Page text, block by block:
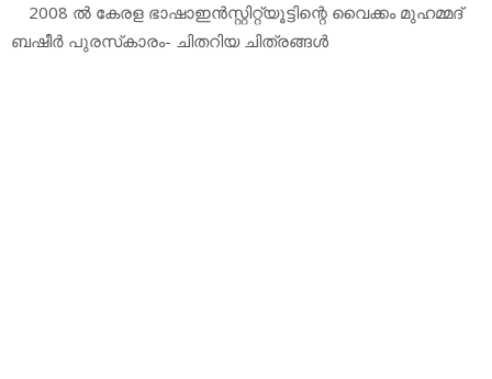
2008 ല്‍ കേരള ഭാഷാഇന്‍സ്റ്റിറ്റ്യൂട്ടിന്റെ വൈക്കം മുഹമ്മദ്
ബഷീര്‍ പുരസ്‌കാരം- ചിതറിയ ചിത്രങ്ങള്‍